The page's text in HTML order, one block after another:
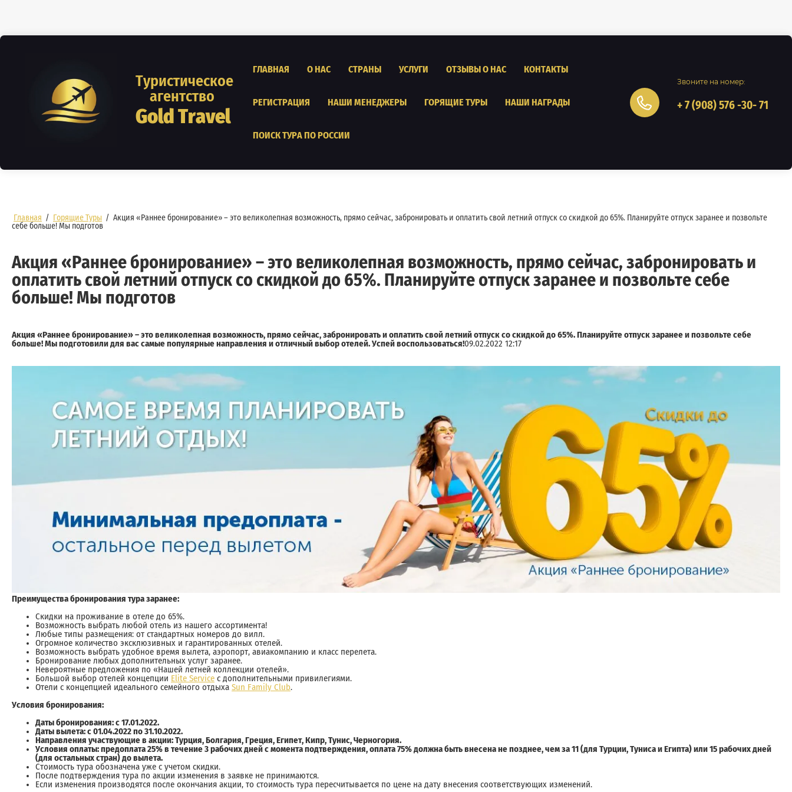
Туристическое
агентство
Gold Travel
ГЛАВНАЯ О НАС СТРАНЫ УСЛУГИ ОТЗЫВЫ О НАС КОНТАКТЫ
РЕГИСТРАЦИЯ НАШИ МЕНЕДЖЕРЫ ГОРЯЩИЕ ТУРЫ НАШИ НАГРАДЫ
ПОИСК ТУРА ПО РОССИИ
Звоните на номер:
+ 7 (908) 576 -30- 71
Главная / Горящие Туры / Акция «Раннее бронирование» – это великолепная возможность, прямо сейчас, забронировать и оплатить свой летний отпуск со скидкой до 65%. Планируйте отпуск заранее и позвольте
себе больше! Мы подготов
Акция «Раннее бронирование» – это великолепная возможность, прямо сейчас, забронировать и
оплатить свой летний отпуск со скидкой до 65%. Планируйте отпуск заранее и позвольте себе
больше! Мы подготов
Акция «Раннее бронирование» – это великолепная возможность, прямо сейчас, забронировать и оплатить свой летний отпуск со скидкой до 65%. Планируйте отпуск заранее и позвольте себе
больше! Мы подготовили для вас самые популярные направления и отличный выбор отелей. Успей воспользоваться!09.02.2022 12:17
Преимущества бронирования тура заранее:
Скидки на проживание в отеле до 65%.
Возможность выбрать любой отель из нашего ассортимента!
Любые типы размещения: от стандартных номеров до вилл.
Огромное количество эксклюзивных и гарантированных отелей.
Возможность выбрать удобное время вылета, аэропорт, авиакомпанию и класс перелета.
Бронирование любых дополнительных услуг заранее.
Невероятные предложения по «Нашей летней коллекции отелей».
Большой выбор отелей концепции Elite Service с дополнительными привилегиями.
Отели с концепцией идеального семейного отдыха Sun Family Club.
Условия бронирования:
Даты бронирования: с 17.01.2022.
Даты вылета: с 01.04.2022 по 31.10.2022.
Направления участвующие в акции: Турция, Болгария, Греция, Египет, Кипр, Тунис, Черногория.
Условия оплаты: предоплата 25% в течение 3 рабочих дней с момента подтверждения, оплата 75% должна быть внесена не позднее, чем за 11 (для Турции, Туниса и Египта) или 15 рабочих дней
(для остальных стран) до вылета.
Стоимость тура обозначена уже с учетом скидки.
После подтверждения тура по акции изменения в заявке не принимаются.
Если изменения производятся после окончания акции, то стоимость тура пересчитывается по цене на дату внесения соответствующих изменений.